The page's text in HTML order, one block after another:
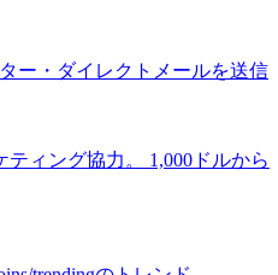
ー・ダイレクトメールを送信
ティング協力。 1,000ドルから